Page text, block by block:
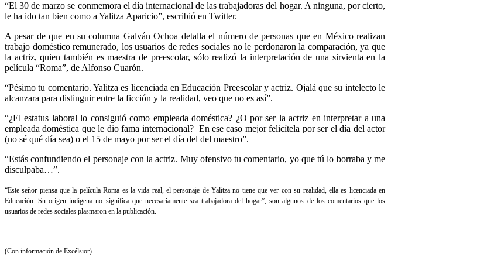
“El 30 de marzo se conmemora el día internacional de las trabajadoras del hogar. A ninguna, por cierto,
le ha ido tan bien como a Yalitza Aparicio”, escribió en Twitter.
A pesar de que en su columna Galván Ochoa detalla el número de personas que en México realizan
trabajo doméstico remunerado, los usuarios de redes sociales no le perdonaron la comparación, ya que
la actriz, quien también es maestra de preescolar, sólo realizó la interpretación de una sirvienta en la
película “Roma”, de Alfonso Cuarón.
“Pésimo tu comentario. Yalitza es licenciada en Educación Preescolar y actriz. Ojalá que su intelecto le
alcanzara para distinguir entre la ficción y la realidad, veo que no es así”.
“¿El estatus laboral lo consiguió como empleada doméstica? ¿O por ser la actriz en interpretar a una
empleada doméstica que le dio fama internacional? En ese caso mejor felicítela por ser el día del actor
(no sé qué día sea) o el 15 de mayo por ser el día del del maestro”.
“Estás confundiendo el personaje con la actriz. Muy ofensivo tu comentario, yo que tú lo borraba y me
disculpaba…”.
“Este señor piensa que la película Roma es la vida real, el personaje de Yalitza no tiene que ver con su realidad, ella es licenciada en
Educación. Su origen indígena no significa que necesariamente sea trabajadora del hogar”, son algunos de los comentarios que los
usuarios de redes sociales plasmaron en la publicación.
(Con información de Excélsior)